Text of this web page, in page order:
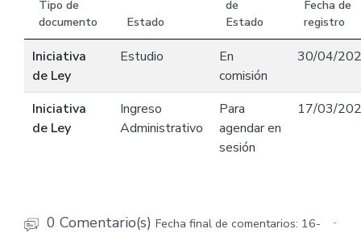
Tipo de
documento
Estado
de
Estado
Fecha de
registro
Iniciativa
de Ley
Estudio
En
comisión
30/04/
Iniciativa
de Ley
Ingreso
Administrativo
Para
agendar en
sesión
17/03/
0 Comentario(s) Fecha final de comentarios: 16-
-